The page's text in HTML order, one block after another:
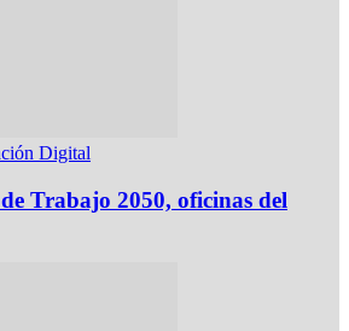
Digital
Trabajo 2050, oficinas del